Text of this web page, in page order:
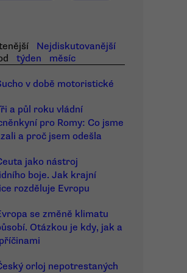
Nejdiskutovanější
týden
měsíc
v době motoristické
a půl roku vládní
pro Romy: Co jsme
a proč jsem odešla
jako nástroj
boje. Jak krajní
rozděluje Evropu
se změně klimatu
Otázkou je kdy, jak a
orloj nepotrestaných